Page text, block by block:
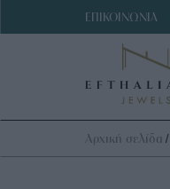
ΕΠΙΚΟΙΝΩΝΙΑ
Αρχική σελίδα /